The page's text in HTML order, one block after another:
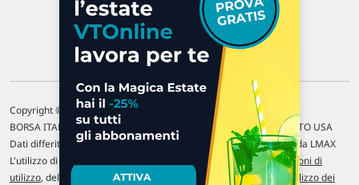
Contattaci
Copyright © 1996-2026 Traderlink Italia s.r.l.
BORSA ITALIANA Quotazioni di borsa differite di 15 min. / MERCATO USA
Dati differiti di 15 min. (fonte Intrinio) / FOREX Quotazioni fornite da LMAX
L'utilizzo di questo sito implica l'accettazione delle nostre Condizioni di
utilizzo, del Disclaimer MAR, delle Politiche sulla privacye dell' Utilizzo dei